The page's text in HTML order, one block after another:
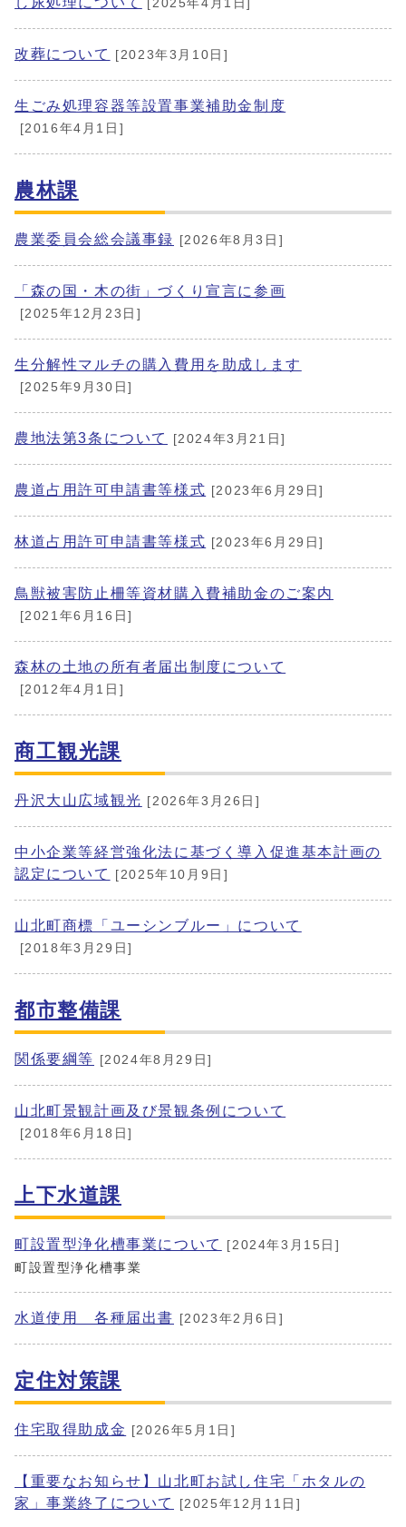
[2025年4月1日]
改葬について [2023年3月10日]
生ごみ処理容器等設置事業補助金制度
[2016年4月1日]
農林課
農業委員会総会議事録 [2026年8月3日]
「森の国・木の街」づくり宣言に参画
[2025年12月23日]
生分解性マルチの購入費用を助成します
[2025年9月30日]
農地法第3条について [2024年3月21日]
農道占用許可申請書等様式 [2023年6月29日]
林道占用許可申請書等様式 [2023年6月29日]
鳥獣被害防止柵等資材購入費補助金のご案内
[2021年6月16日]
森林の土地の所有者届出制度について
[2012年4月1日]
商工観光課
丹沢大山広域観光 [2026年3月26日]
中小企業等経営強化法に基づく導入促進基本計画の
認定について
[2025年10月9日]
山北町商標「ユーシンブルー」について
[2018年3月29日]
都市整備課
関係要綱等 [2024年8月29日]
山北町景観計画及び景観条例について
[2018年6月18日]
上下水道課
町設置型浄化槽事業について
[2024年3月15日]
町設置型浄化槽事業
水道使用 各種届出書 [2023年2月6日]
定住対策課
住宅取得助成金 [2026年5月1日]
【重要なお知らせ】山北町お試し住宅「ホタルの
家」事業終了について
[2025年12月11日]